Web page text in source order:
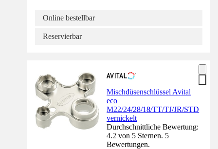
Online bestellbar
Reservierbar
Mischdüsenschlüssel Avital
eco
M22/24/28/18/TT/TJ/JR/STD
vernickelt
Durchschnittliche Bewertung:
4.2 von 5 Sternen. 5
Bewertungen.